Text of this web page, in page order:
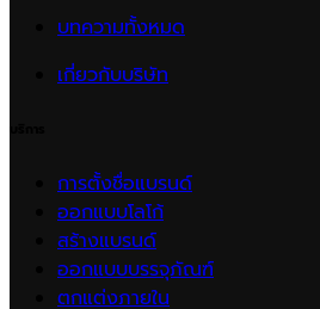
บทความทั้งหมด
เกี่ยวกับบริษัท
การตั้งชื่อแบรนด์
ออกแบบโลโก้
สร้างแบรนด์
ออกแบบบรรจุภัณฑ์
ตกแต่งภายใน